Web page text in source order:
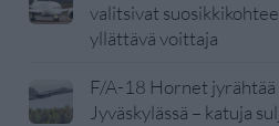
valitsivat
yllättävä voittaja
F/A-18 Hornet
Jyväskylässä – katuja